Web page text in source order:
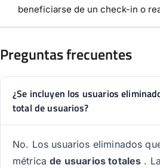
beneficiarse de un check-in o
Preguntas frecuentes
¿Se incluyen los usuarios
total de usuarios?
No. Los usuarios eliminados
métricade usuarios totales .